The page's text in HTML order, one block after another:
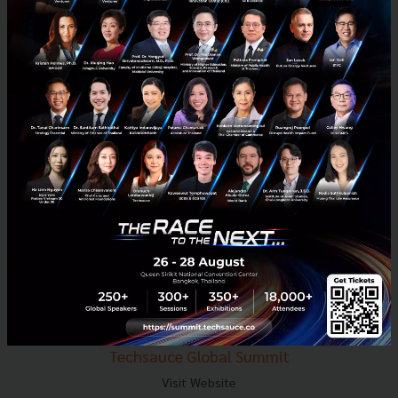
E-mail :contact@techsauce.co
Tel : 02-001-5375
Mobile : 06-4658-9500
Techsauce Media
About Techsauce
Techsauce Services
Privacy Policy
ส่งบทความ
Techsauce Global Summit
Visit Website